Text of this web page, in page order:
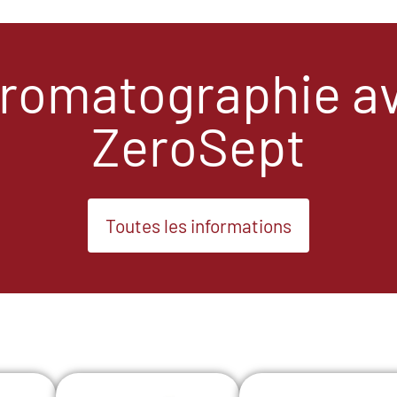
ZeroSept
Toutes les informations